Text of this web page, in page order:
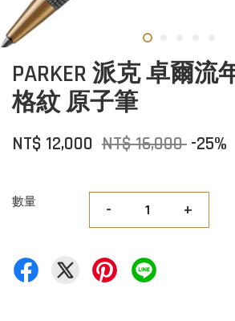
PARKER 派克 卓爾
格紋 原子筆
NT$ 12,000 NT$ 16,000 -25%
數量 - +